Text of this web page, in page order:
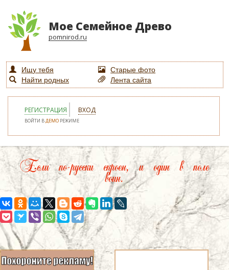
Мое Семейное Древо
pomnirod.ru
Ищу тебя
Старые фото
Найти родных
Лента сайта
РЕГИСТРАЦИЯ ВХОД
ВОЙТИ ВДЕМО РЕЖИМЕ
Если по-русски скроен, и один в поле
воин.